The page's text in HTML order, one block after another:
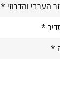
הערבי והדרוזי *
*
*